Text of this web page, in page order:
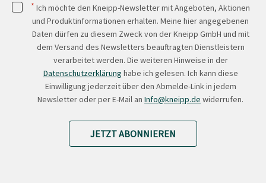
* Ich möchte den Kneipp-Newsletter mit Angeboten, Aktionen
und Produktinformationen erhalten. Meine hier angegebenen
Daten dürfen zu diesem Zweck von der Kneipp GmbH und mit
dem Versand des Newsletters beauftragten Dienstleistern
verarbeitet werden. Die weiteren Hinweise in der
Datenschutzerklärung habe ich gelesen. Ich kann diese
Einwilligung jederzeit über den Abmelde-Link in jedem
Newsletter oder per E-Mail an Info@kneipp.de widerrufen.
JETZT ABONNIEREN